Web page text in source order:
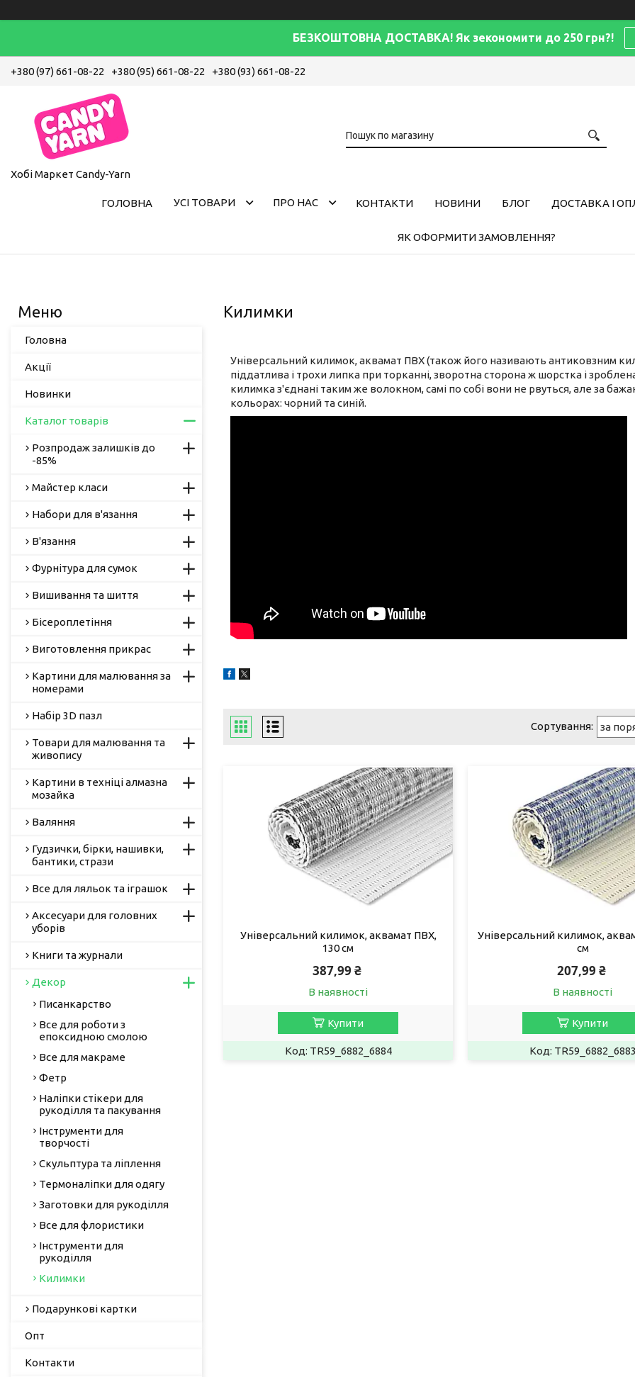
БЕЗКОШТОВНА ДОСТАВКА! Як зекономити до 250 грн?!
+380 (97) 661-08-22 +380 (95) 661-08-22 +380 (93) 661-08-22
Хобі Маркет Candy-Yarn
ГОЛОВНА УСІ ТОВАРИ ПРО НАС КОНТАКТИ НОВИНИ БЛОГ ДОСТАВКА І
ЯК ОФОРМИТИ ЗАМОВЛЕННЯ?
Килимки
Універсальний килимок, аквамат ПВХ (також його називають антиковзним
піддатлива і трохи липка при торканні, зворотна сторона ж шорстка і
килимка з'єднані таким же волокном, самі по собі вони не рвуться, але за
кольорах: чорний та синій.
Універсальний килимок, аквамат ПВХ,
130 см
387,99 ₴
В наявності
Купити
TR59_6882_6884
Універсальний килимок,
см
207,99 ₴
В наявності
Купити
Головна
Акції
Новинки
Каталог товарів
Розпродаж залишків до
-85%
Майстер класи
Набори для в'язання
В'язання
Фурнітура для сумок
Вишивання та шиття
Бісероплетіння
Виготовлення прикрас
Картини для малювання за
номерами
Набір 3D пазл
Товари для малювання та
живопису
Картини в техніці алмазна
мозайка
Валяння
Гудзички, бірки, нашивки,
бантики, стрази
Все для ляльок та іграшок
Аксесуари для головних
уборів
Книги та журнали
Декор
Писанкарство
Все для роботи з
епоксидною смолою
Все для макраме
Фетр
Наліпки стікери для
рукоділля та пакування
Інструменти для
творчості
Скульптура та ліплення
Термоналіпки для одягу
Заготовки для рукоділля
Все для флористики
Інструменти для
рукоділля
Килимки
Подарункові картки
Опт
Контакти